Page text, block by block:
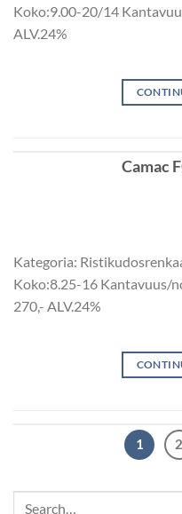
Koko:9.00-20/14
ALV.24%
Camac
Kategoria:
Koko:8.25-16 Kantavuus/
270,- ALV.24%
1 2